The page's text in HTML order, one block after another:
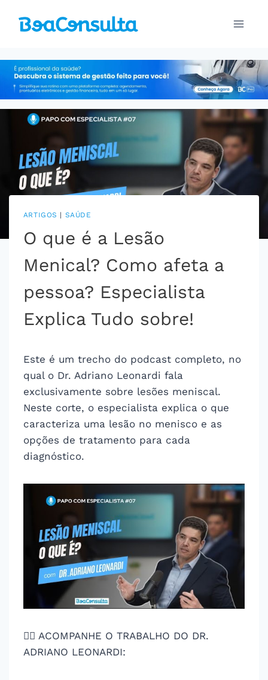
para
ARTIGOS | SAÚDE
O que é a Lesão
Menical? Como afeta a
pessoa? Especialista
Explica Tudo sobre!
Este é um trecho do podcast completo, no
qual o Dr. Adriano Leonardi fala
exclusivamente sobre lesões meniscal.
Neste corte, o especialista explica o que
caracteriza uma lesão no menisco e as
opções de tratamento para cada
diagnóstico.
👨‍⚕️ ACOMPANHE O TRABALHO DO DR.
ADRIANO LEONARDI: